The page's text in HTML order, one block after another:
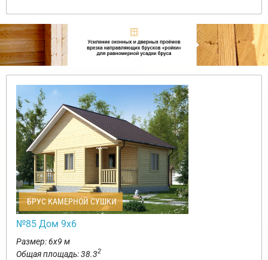
БРУС КАМЕРНОЙ СУШКИ
№85 Дом 9х6
Размер: 6х9 м
Общая площадь: 38.32